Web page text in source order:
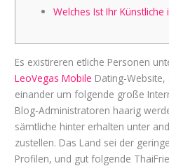
Welches Ist Ihr Künstliche
Es existireren etliche Personen
LeoVegas Mobile Dating-
einander um folgende große
Blog-Administratoren haarig
sämtliche hinter erhalten unter
zustellen. Das Land sei der
Profilen, und gut folgende